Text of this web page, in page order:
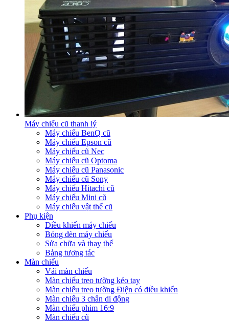
Máy chiếu cũ thanh lý
Máy chiếu BenQ cũ
Máy chiếu Epson cũ
Máy chiếu cũ Nec
Máy chiếu cũ Optoma
Máy chiếu cũ Panasonic
Máy chiếu cũ Sony
Máy chiếu Hitachi cũ
Máy chiếu Mini cũ
Máy chiếu vật thể cũ
Phụ kiện
Điều khiển máy chiếu
Bóng đèn máy chiếu
Sửa chữa và thay thế
Bảng tương tác
Màn chiếu
Vải màn chiếu
Màn chiếu treo tường kéo tay
Màn chiếu treo tường Điện có điều khiển
Màn chiếu 3 chân di động
Màn chiếu phim 16:9
Màn chiếu cũ